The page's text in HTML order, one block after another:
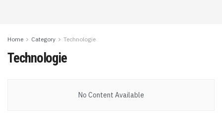
Home Category Technologie
Technologie
No Content Available